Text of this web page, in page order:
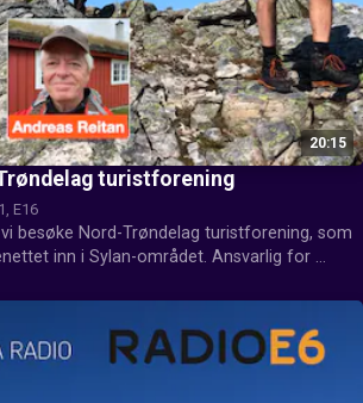
20:15
turistforening
E16
vi besøke Nord-Trøndelag turistforening, som
inn i Sylan-området. Ansvarlig for